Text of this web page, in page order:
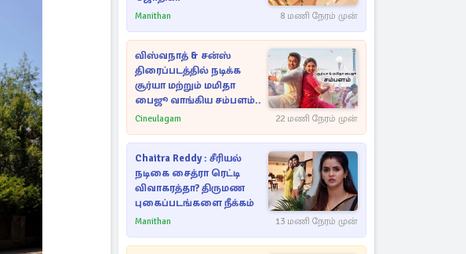
Manithan 8 மணி நேரம் முன்
விஸ்வநாத் & சன்ஸ்
திரைப்படத்தில் நடிக்க
சூர்யா மற்றும் மமிதா
பைஜூ வாங்கிய சம்பளம்..
Cineulagam 22 மணி நேரம் முன்
Chaitra Reddy : சீரியல்
நடிகை சைத்ரா ரெட்டி
விவாகரத்தா? திருமண
புகைப்படங்களை நீக்கம்
Manithan 13 மணி நேரம் முன்